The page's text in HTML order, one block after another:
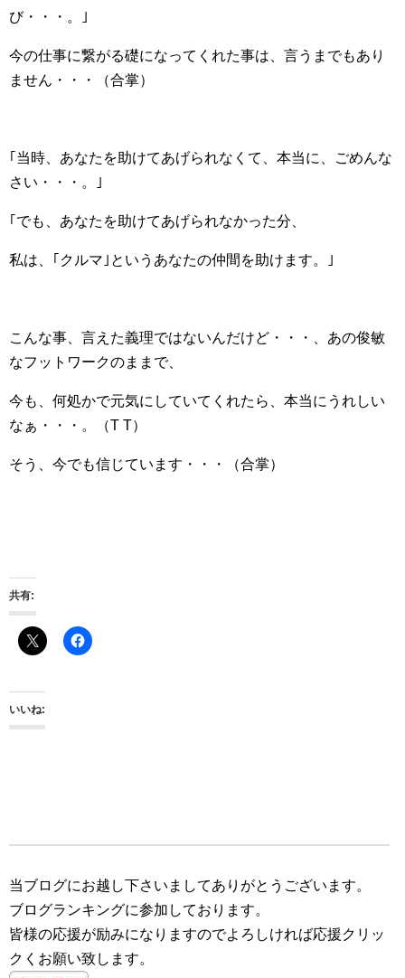
び・・・。｣
今の仕事に繋がる礎になってくれた事は、言うまでもあり
ません・・・（合掌）
｢当時、あなたを助けてあげられなくて、本当に、ごめんな
さい・・・。｣
｢でも、あなたを助けてあげられなかった分、
私は、｢クルマ｣というあなたの仲間を助けます。｣
こんな事、言えた義理ではないんだけど・・・、あの俊敏
なフットワークのままで、
今も、何処かで元気にしていてくれたら、本当にうれしい
なぁ・・・。（T T）
そう、今でも信じています・・・（合掌）
共有:
いいね:
当ブログにお越し下さいましてありがとうございます。
ブログランキングに参加しております。
皆様の応援が励みになりますのでよろしければ応援クリッ
クくお願い致します。